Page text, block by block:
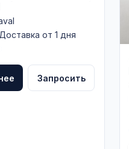
Доставка от 1 дня
Запросить